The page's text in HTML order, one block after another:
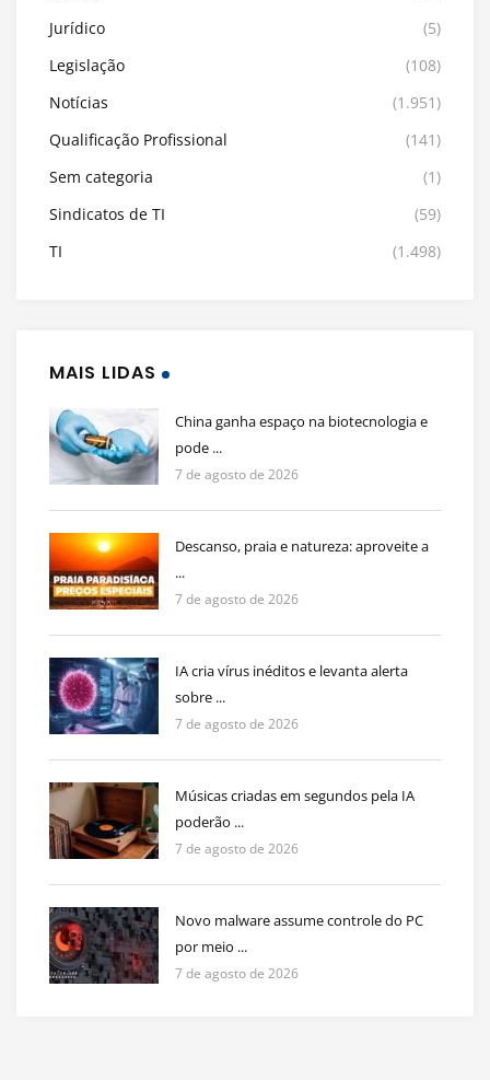
Jurídico
(5)
Legislação
(108)
Notícias
(1.951)
Qualificação Profissional
(141)
Sem categoria
(1)
Sindicatos de TI
(59)
TI
(1.498)
MAIS LIDAS
China ganha espaço na biotecnologia e
pode ...
7 de agosto de 2026
Descanso, praia e natureza: aproveite a
...
7 de agosto de 2026
IA cria vírus inéditos e levanta alerta
sobre ...
7 de agosto de 2026
Músicas criadas em segundos pela IA
poderão ...
7 de agosto de 2026
Novo malware assume controle do PC
por meio ...
7 de agosto de 2026